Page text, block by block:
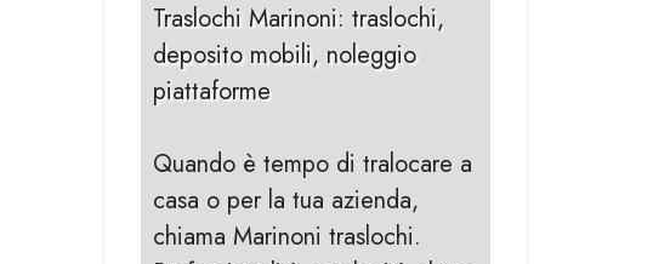
Traslochi Marinoni: traslochi,
deposito mobili, noleggio
piattaforme
Quando è tempo di tralocare a
casa o per la tua azienda,
chiama Marinoni traslochi.